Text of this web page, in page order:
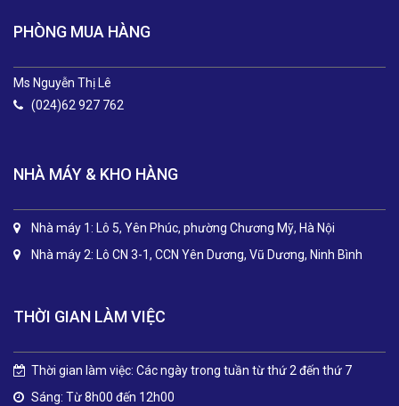
PHÒNG MUA HÀNG
Ms Nguyễn Thị Lê
(024)62 927 762
NHÀ MÁY & KHO HÀNG
Nhà máy 1: Lô 5, Yên Phúc, phường Chương Mỹ, Hà Nội
Nhà máy 2: Lô CN 3-1, CCN Yên Dương, Vũ Dương, Ninh Bình
THỜI GIAN LÀM VIỆC
Thời gian làm việc: Các ngày trong tuần từ thứ 2 đến thứ 7
Sáng: Từ 8h00 đến 12h00